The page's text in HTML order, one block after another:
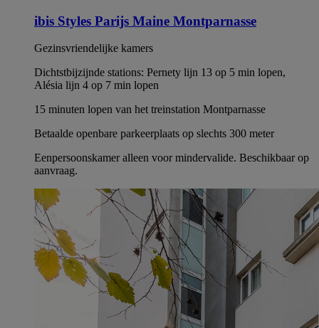
ibis Styles Parijs Maine Montparnasse
Gezinsvriendelijke kamers
Dichtstbijzijnde stations: Pernety lijn 13 op 5 min lopen,
Alésia lijn 4 op 7 min lopen
15 minuten lopen van het treinstation Montparnasse
Betaalde openbare parkeerplaats op slechts 300 meter
Eenpersoonskamer alleen voor mindervalide. Beschikbaar op
aanvraag.